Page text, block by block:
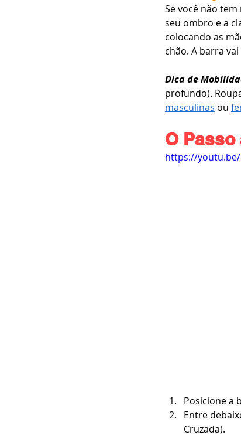
Se você não
seu ombro e a
colocando as
chão. A barra
Dica de
profundo).
masculinas ou
O
https://youtu.be/
Posicione a
Entre
Cruzada).